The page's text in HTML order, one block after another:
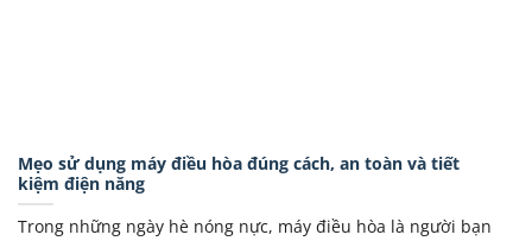
Mẹo sử dụng máy điều hòa đúng cách, an toàn và tiết
kiệm điện năng
Trong những ngày hè nóng nực, máy điều hòa là người bạn